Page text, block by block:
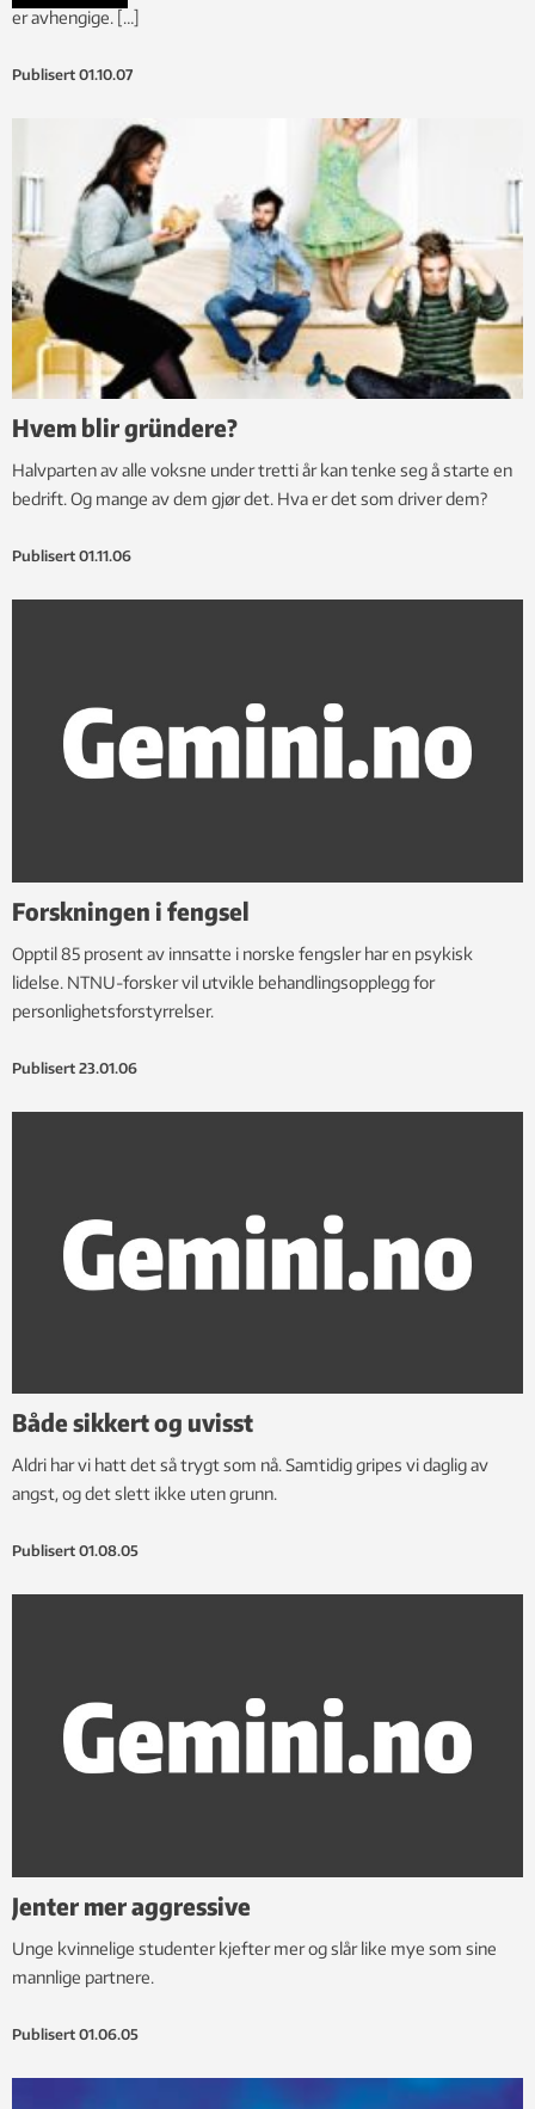
er avhengige. […]
Publisert 01.10.07
Hvem blir gründere?
Halvparten av alle voksne under tretti år kan tenke seg å starte en
bedrift. Og mange av dem gjør det. Hva er det som driver dem?
Publisert 01.11.06
Forskningen i fengsel
Opptil 85 prosent av innsatte i norske fengsler har en psykisk
lidelse. NTNU-forsker vil utvikle behandlingsopplegg for
personlighetsforstyrrelser.
Publisert 23.01.06
Både sikkert og uvisst
Aldri har vi hatt det så trygt som nå. Samtidig gripes vi daglig av
angst, og det slett ikke uten grunn.
Publisert 01.08.05
Jenter mer aggressive
Unge kvinnelige studenter kjefter mer og slår like mye som sine
mannlige partnere.
Publisert 01.06.05